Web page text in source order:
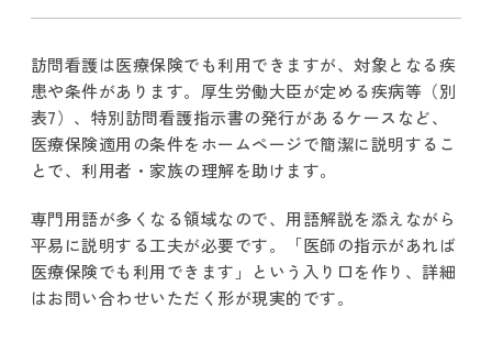
訪問看護は医療保険でも利用できますが、対象となる疾
患や条件があります。厚生労働大臣が定める疾病等（別
表7）、特別訪問看護指示書の発行があるケースなど、
医療保険適用の条件をホームページで簡潔に説明するこ
とで、利用者・家族の理解を助けます。
専門用語が多くなる領域なので、用語解説を添えながら
平易に説明する工夫が必要です。「医師の指示があれば
医療保険でも利用できます」という入り口を作り、詳細
はお問い合わせいただく形が現実的です。